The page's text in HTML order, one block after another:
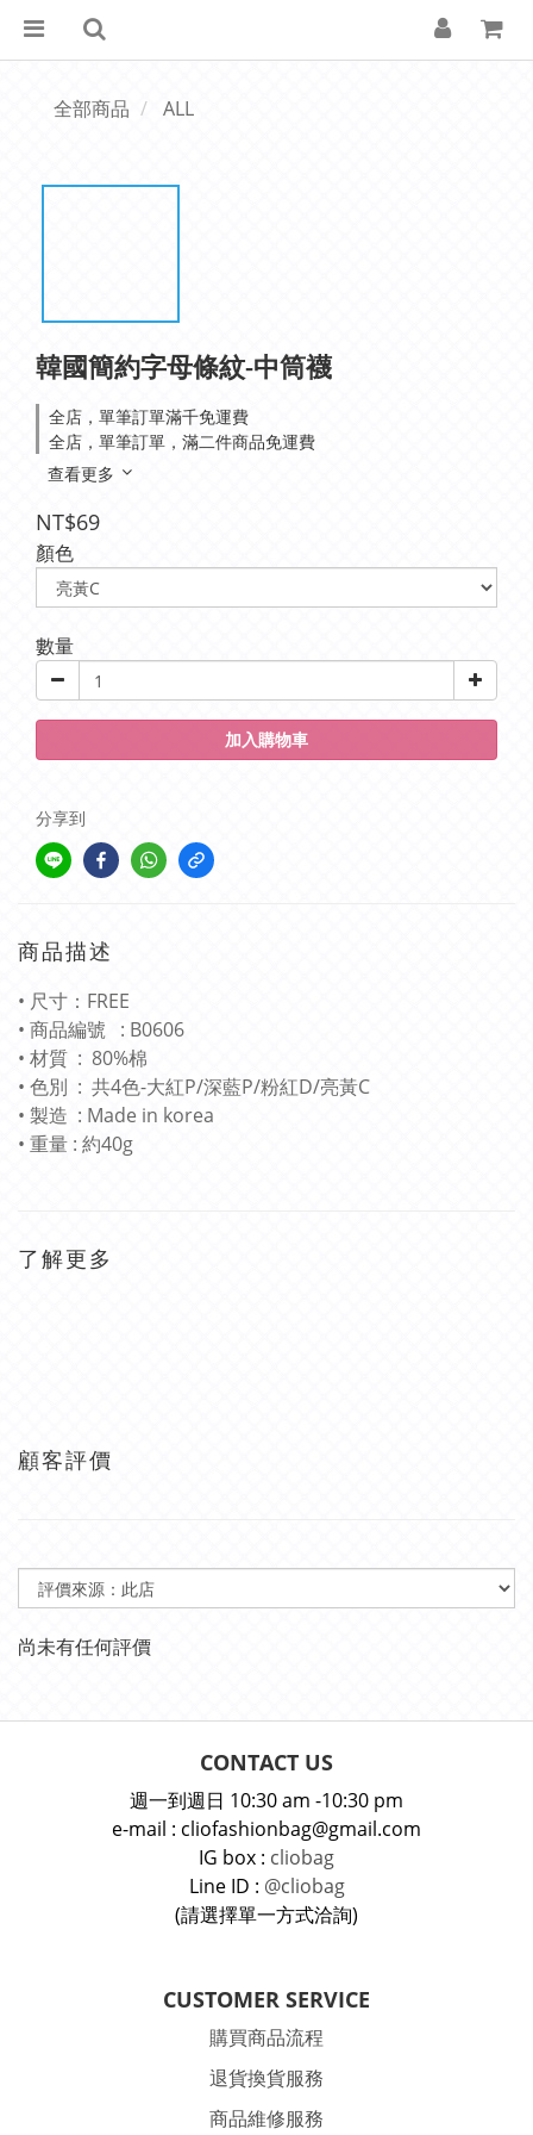
全部商品 ALL
韓國簡約字母條紋-中筒襪
全店，單筆訂單滿千免運費
全店，單筆訂單，滿二件商品免運費
查看更多
NT$69
顏色
數量
加入購物車
分享到
商品描述
• 尺寸：FREE
• 商品編號 : B0606
• 材質 : 80%棉
• 色別 : 共4色-大紅P/深藍P/粉紅D/亮黃C
• 製造 : Made in korea
• 重量 : 約40g
了解更多
顧客評價
尚未有任何評價
CONTACT US
週一到週日 10:30 am -10:30 pm
e-mail : cliofashionbag@gmail.com
IG box : cliobag
Line ID : @cliobag
(請選擇單一方式洽詢)
CUSTOMER SERVICE
購買商品流程
退貨換貨服務
商品維修服務